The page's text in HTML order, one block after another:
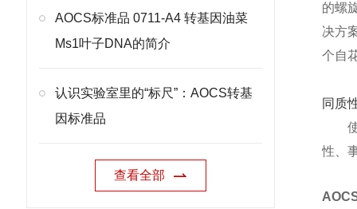
AOCS标准品 0711-A4 转基因油菜
Ms1叶子DNA的简介
认识实验室里的“标尺”：AOCS转基
因标准品
查看全部
的螺
决方
个自
同质
性、